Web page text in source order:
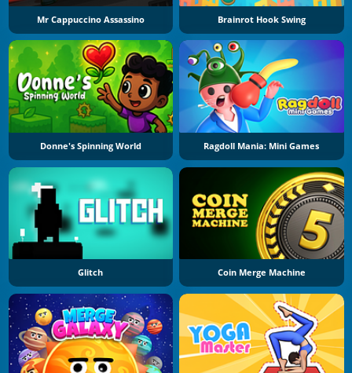
Mr Cappuccino Assassino Brainrot Hook Swing
Donne's Spinning World Ragdoll Mania: Mini Games
Glitch Coin Merge Machine